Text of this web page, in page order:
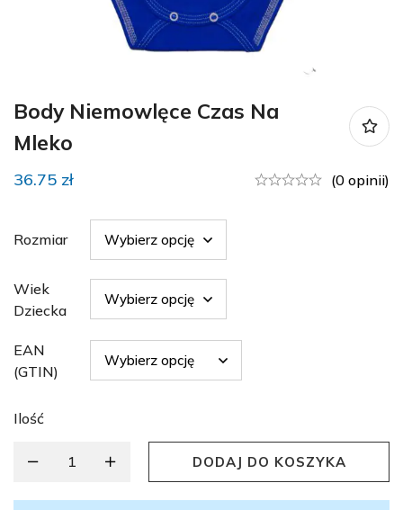
Body Niemowlęce Czas Na
Mleko
36.75 zł (0 opinii)
Rozmiar
Wiek
Dziecka
EAN
(GTIN)
Ilość
DODAJ DO KOSZYKA